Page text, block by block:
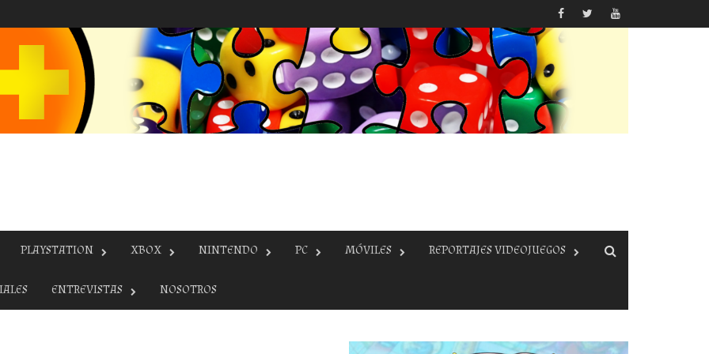
PLAYSTATION XBOX NINTENDO PC MÓVILES REPORTAJES VIDEOJUEGOS
ENTREVISTAS NOSOTROS